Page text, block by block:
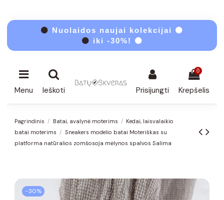
⚫ Nuolaidos naujai kolekcijai ⚫
⚫ iki -30%! ⚫
Menu Ieškoti Prisijungti
0
Krepšelis
Pagrindinis Batai, avalynė moterims
Kedai, laisvalaikio
batai moterims
Sneakers modelio batai Moteriškas su
platforma natūralios zomšosoĮa mėlynos spalvos Salima
−30%